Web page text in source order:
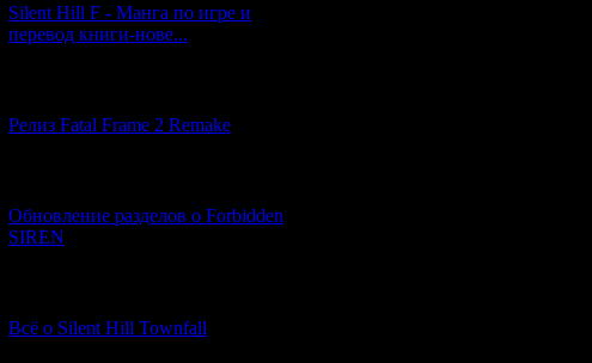
Silent Hill F - Манга по игре и
перевод книги-нове...
Релиз Fatal Frame 2 Remake
Обновление разделов о Forbidden
SIREN
Всё о Silent Hill Townfall